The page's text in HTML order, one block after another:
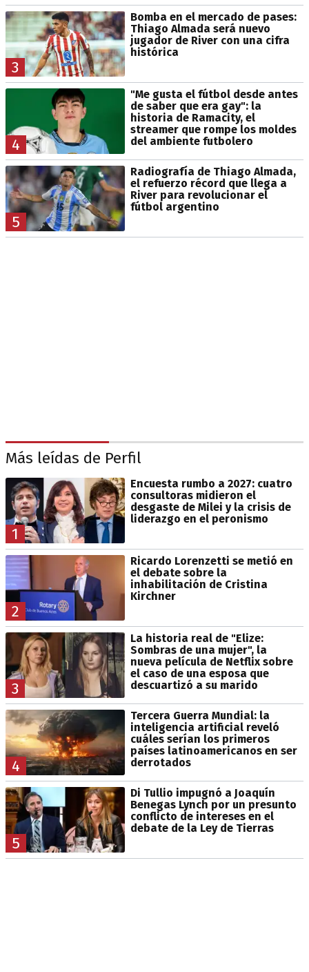
3
Bomba en el mercado de pases:
Thiago Almada será nuevo
jugador de River con una cifra
histórica
4
"Me gusta el fútbol desde antes
de saber que era gay": la
historia de Ramacity, el
streamer que rompe los moldes
del ambiente futbolero
5
Radiografía de Thiago Almada,
el refuerzo récord que llega a
River para revolucionar el
fútbol argentino
Más leídas de Perfil
1
Encuesta rumbo a 2027: cuatro
consultoras midieron el
desgaste de Milei y la crisis de
liderazgo en el peronismo
2
Ricardo Lorenzetti se metió en
el debate sobre la
inhabilitación de Cristina
Kirchner
3
La historia real de "Elize:
Sombras de una mujer", la
nueva película de Netflix sobre
el caso de una esposa que
descuartizó a su marido
4
Tercera Guerra Mundial: la
inteligencia artificial reveló
cuáles serían los primeros
países latinoamericanos en ser
derrotados
5
Di Tullio impugnó a Joaquín
Benegas Lynch por un presunto
conflicto de intereses en el
debate de la Ley de Tierras